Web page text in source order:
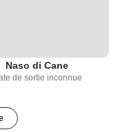
Naso di Cane
de sortie inconnue